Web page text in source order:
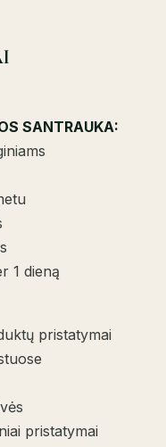
SANTRAUKA:
1 dieną
pristatymai
pristatymai